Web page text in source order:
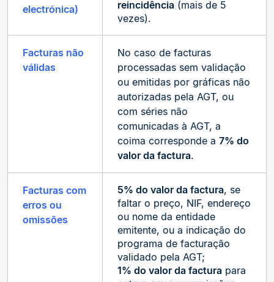
electrónica)
reincidência (mais de 5
vezes).
Facturas não
válidas
No caso de facturas
processadas sem validação
ou emitidas por gráficas não
autorizadas pela AGT, ou
com séries não
comunicadas à AGT, a
coima corresponde a 7% do
valor da factura.
Facturas com
erros ou
omissões
5% do valor da factura, se
faltar o preço, NIF, endereço
ou nome da entidade
emitente, ou a indicação do
programa de facturação
validado pela AGT;
1% do valor da factura para